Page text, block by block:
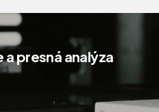
presná analýza